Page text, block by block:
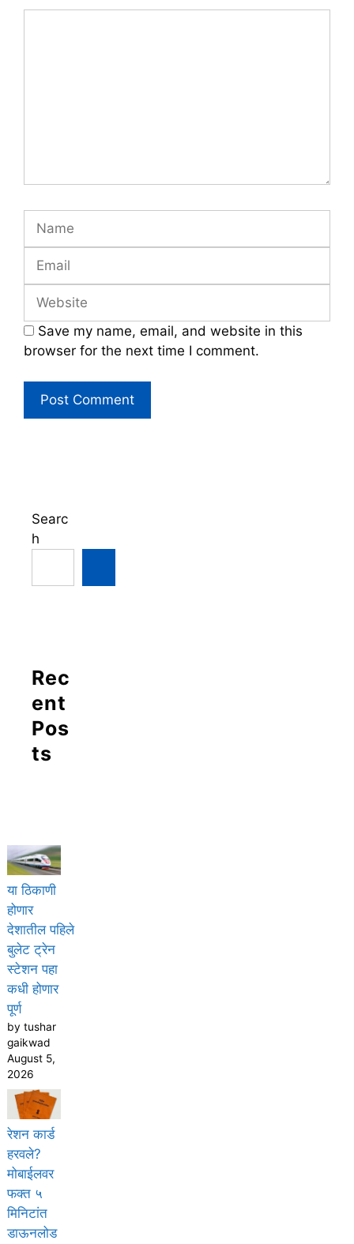
Name
Email
Website
Save my name, email, and website in this
browser for the next time I comment.
Searc
h
Rec
ent
Pos
ts
या ठिकाणी
होणार
देशातील पहिले
बुलेट ट्रेन
स्टेशन पहा
कधी होणार
पूर्ण
by tushar
gaikwad
August 5,
2026
रेशन कार्ड
हरवले?
मोबाईलवर
फक्त ५
मिनिटांत
डाऊनलोड